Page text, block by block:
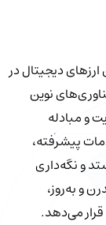
دیجیتال در
نوین
و مبادله
پیشرفته،
و نگه‌داری
و به‌روز،
می‌دهد.